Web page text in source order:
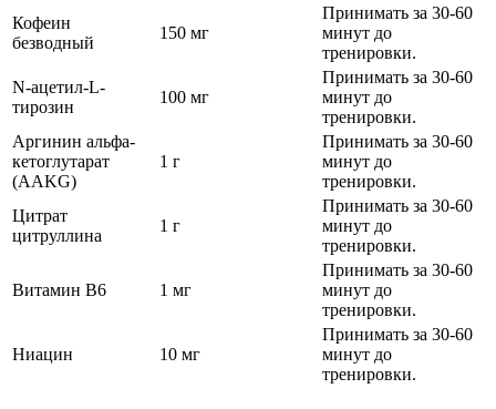
Кофеин
безводный
150 мг
Принимать за 30-60
минут до
тренировки.
N-ацетил-L-
тирозин
100 мг
Принимать за 30-60
минут до
тренировки.
Аргинин альфа-
кетоглутарат
(AAKG)
1 г
Принимать за 30-60
минут до
тренировки.
Цитрат
цитруллина
1 г
Принимать за 30-60
минут до
тренировки.
Витамин B6 1 мг
Принимать за 30-60
минут до
тренировки.
Ниацин 10 мг
Принимать за 30-60
минут до
тренировки.